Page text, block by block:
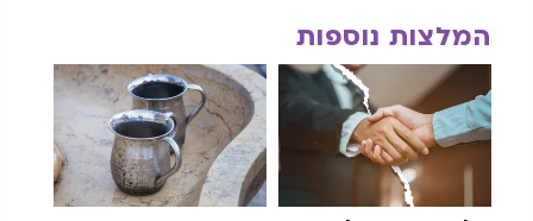
המלצות נוספות